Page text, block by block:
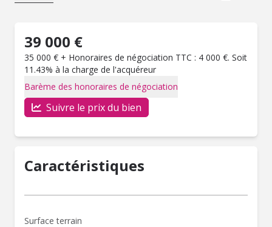
39 000 €
35 000 € + Honoraires de négociation TTC : 4 000 €. Soit
11.43% à la charge de l'acquéreur
Barème des honoraires de négociation
Suivre le prix du bien
Caractéristiques
Surface terrain